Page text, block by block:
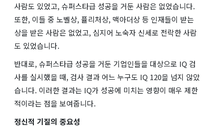
사람도 있었고, 슈퍼스타급 성공을 거둔 사람은 없었습니다.
또한, 이들 중 노벨상, 퓰리처상, 맥아더상 등 인재들이 받는
상을 받은 사람은 없었고, 심지어 노숙자 신세로 전락한 사람
도 있었습니다.
반대로, 슈퍼스타급 성공을 거둔 기업인들을 대상으로 IQ 검
사를 실시했을 때, 검사 결과 어느 누구도 IQ 120을 넘지 않았
습니다. 이러한 결과는 IQ가 성공에 미치는 영향이 매우 제한
적이라는 점을 보여줍니다.
정신적 기질의 중요성